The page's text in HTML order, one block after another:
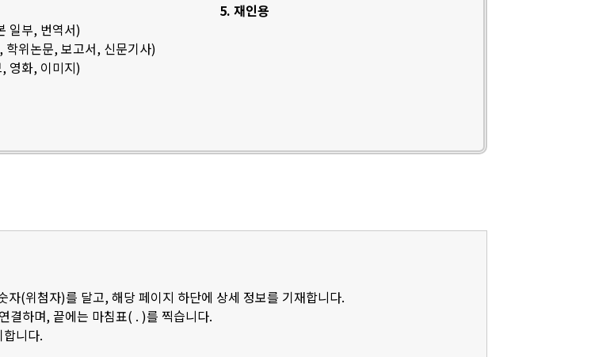
일부, 번역서)
학위논문, 보고서, 신문기사)
영화, 이미지)
5. 재인용
(위첨자)를 달고, 해당 페이지 하단에 상세 정보를 기재합니다.
결하며, 끝에는 마침표( . )를 찍습니다.
니다.